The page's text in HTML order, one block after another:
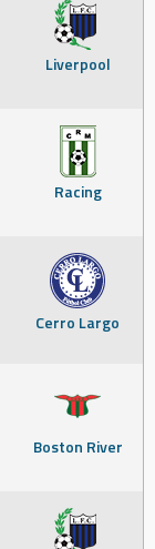
Liverpool
Racing
Cerro Largo
Boston River